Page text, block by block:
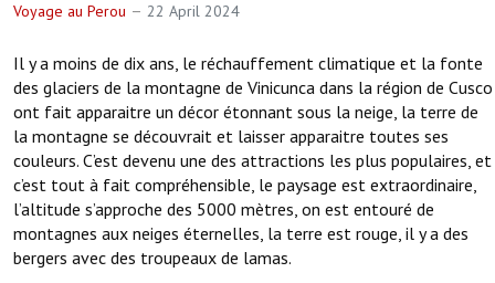
Voyage au Perou 22 April 2024
Il y a moins de dix ans, le réchauffement climatique et la fonte
des glaciers de la montagne de Vinicunca dans la région de Cusco
ont fait apparaitre un décor étonnant sous la neige, la terre de
la montagne se découvrait et laisser apparaitre toutes ses
couleurs. C’est devenu une des attractions les plus populaires, et
c’est tout à fait compréhensible, le paysage est extraordinaire,
l’altitude s’approche des 5000 mètres, on est entouré de
montagnes aux neiges éternelles, la terre est rouge, il y a des
bergers avec des troupeaux de lamas.